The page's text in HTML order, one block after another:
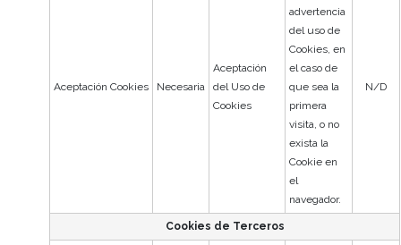
Aceptación Cookies Necesaria
Aceptación
del Uso de
Cookies
advertencia
del uso de
Cookies, en
el caso de
que sea la
primera
visita, o no
exista la
Cookie en
el
navegador.
N/D
Cookies de Terceros